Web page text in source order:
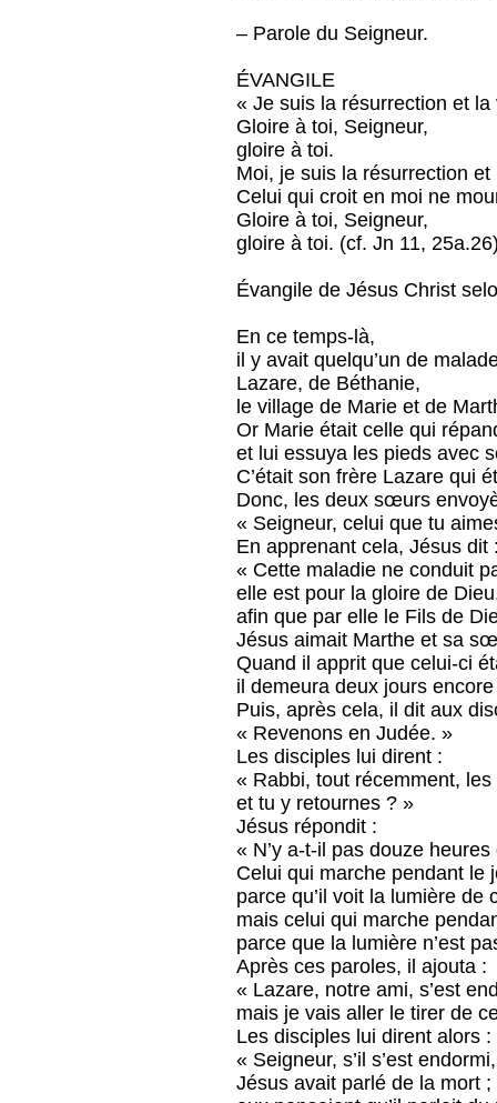
– Parole du Seigneur.
ÉVANGILE
« Je suis la résurrection et
Gloire à toi, Seigneur,
gloire à toi.
Moi, je suis la résurrection
Celui qui croit en moi ne
Gloire à toi, Seigneur,
gloire à toi. (cf. Jn 11,
Évangile de Jésus Christ
En ce temps-là,
il y avait quelqu’un de
Lazare, de Béthanie,
le village de Marie et de
Or Marie était celle qui
et lui essuya les pieds avec
C’était son frère Lazare qui
Donc, les deux sœurs
« Seigneur, celui que tu
En apprenant cela, Jésus dit
« Cette maladie ne conduit
elle est pour la gloire de
afin que par elle le Fils de
Jésus aimait Marthe et sa
Quand il apprit que celui-ci
il demeura deux jours
Puis, après cela, il dit aux
« Revenons en Judée. »
Les disciples lui dirent :
« Rabbi, tout récemment,
et tu y retournes ? »
Jésus répondit :
« N’y a-t-il pas douze
Celui qui marche pendant le
parce qu’il voit la lumière de
mais celui qui marche
parce que la lumière n’est
Après ces paroles, il ajouta :
« Lazare, notre ami, s’est
mais je vais aller le tirer de
Les disciples lui dirent alors :
« Seigneur, s’il s’est
Jésus avait parlé de la mort ;